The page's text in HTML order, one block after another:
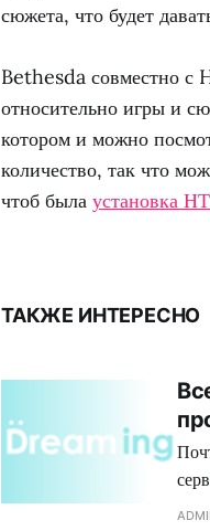
сюжета, что будет
Bethesda совместно с
относительно игры и
котором и можно
количество, так что
чтоб была установка
ТАКЖЕ ИНТЕРЕСНО